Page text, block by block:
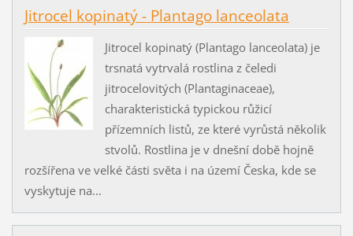
Jitrocel kopinatý - Plantago lanceolata
Jitrocel kopinatý (Plantago lanceolata) je
trsnatá vytrvalá rostlina z čeledi
jitrocelovitých (Plantaginaceae),
charakteristická typickou růžicí
přízemních listů, ze které vyrůstá několik
stvolů. Rostlina je v dnešní době hojně
rozšířena ve velké části světa i na území Česka, kde se
vyskytuje na...